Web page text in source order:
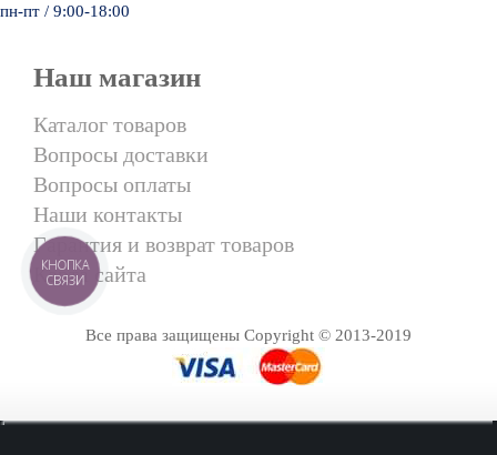
Все права защищены Copyright © 2013-2019
Наш магазин
Каталог товаров
Вопросы доставки
Вопросы оплаты
Наши контакты
Гарантия и возврат товаров
Карта сайта
пн-пт / 9:00-18:00
КНОПКА
СВЯЗИ